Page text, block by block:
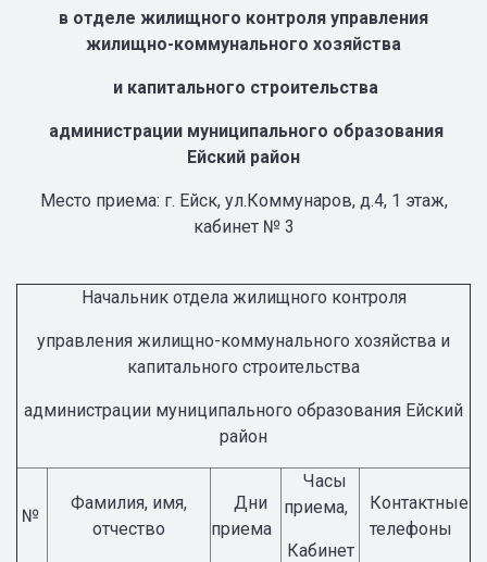
в отделе жилищного контроля управления
жилищно-коммунального хозяйства
и капитального строительства
администрации муниципального образования
Ейский район
Место приема: г. Ейск, ул.Коммунаров, д.4, 1 этаж,
кабинет № 3
Начальник отдела жилищного контроля
управления жилищно-коммунального хозяйства и
капитального строительства
администрации муниципального образования Ейский
район
№
Фамилия, имя,
отчество
Дни
приема
Часы
приема,
Кабинет
Контактные
телефоны